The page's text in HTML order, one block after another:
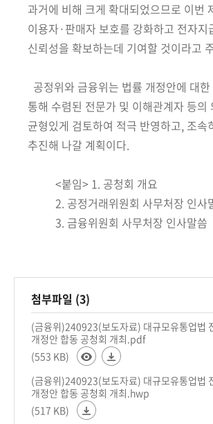
과거에 비해 크게 확대되었으므로 이번
이용자·판매자 보호를 강화하고 전자지
신뢰성을 확보하는데 기여할 것이라고
공정위와 금융위는 법률 개정안에 대
통해 수렴된 전문가 및 이해관계자 등의
균형있게 검토하여 적극 반영하고, 조속
추진해 나갈 계획이다.
<붙임> 1. 공청회 개요
2. 공정거래위원회 사무처장 인사
3. 금융위원회 사무처장 인사말씀
첨부파일 (3)
(금융위)240923(보도자료) 대규모유통업법
개정안 합동 공청회 개최.pdf
(553 KB)
(금융위)240923(보도자료) 대규모유통업법
개정안 합동 공청회 개최.hwp
(517 KB)